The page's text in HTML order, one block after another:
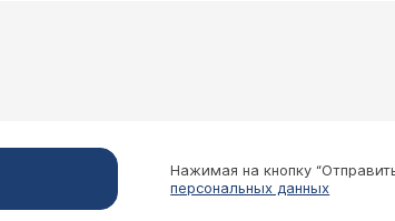
аппарат елизарова на берцовой
Нажимая на кнопку
персональных данных